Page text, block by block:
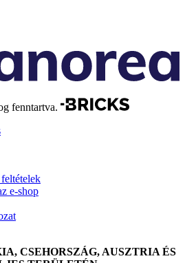
fenntartva.
e-shop
CSEHORSZÁG, AUSZTRIA ÉS